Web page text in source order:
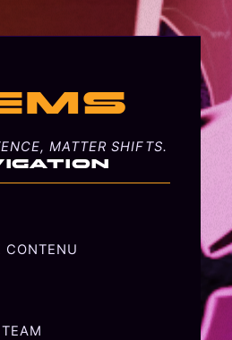
MATTER SHIFTS.
CONTENU